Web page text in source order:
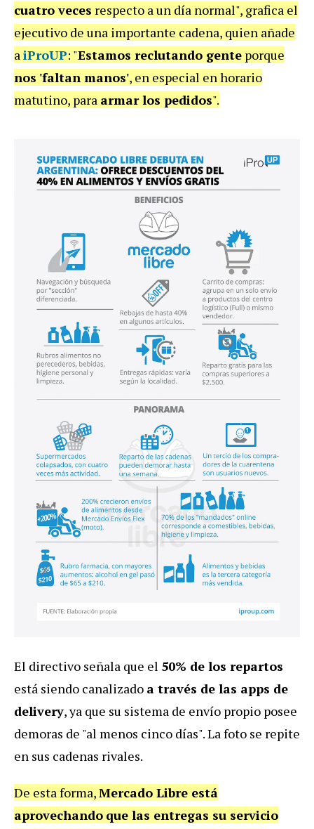
cuatro veces respecto a un día normal", grafica el
ejecutivo de una importante cadena, quien añade
aiProUP: "Estamos reclutando gente porque
nos 'faltan manos', en especial en horario
matutino, para armar los pedidos".
El directivo señala que el 50% de los repartos
está siendo canalizado a través de las apps de
delivery, ya que su sistema de envío propio posee
demoras de "al menos cinco días". La foto se repite
en sus cadenas rivales.
De esta forma,Mercado Libre está
aprovechando que las entregas su servicio